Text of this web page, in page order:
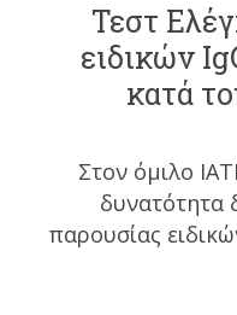
Τεστ
ειδικών
κατά
Στον όμιλο
δυνατότητα
παρουσίας